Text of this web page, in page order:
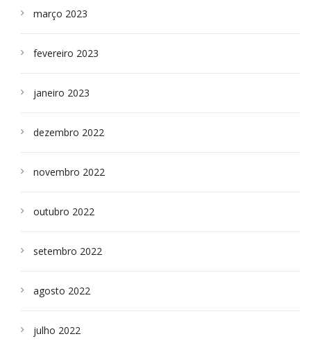
março 2023
fevereiro 2023
janeiro 2023
dezembro 2022
novembro 2022
outubro 2022
setembro 2022
agosto 2022
julho 2022